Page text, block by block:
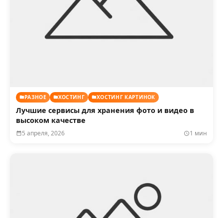
РАЗНОЕ ХОСТИНГ ХОСТИНГ КАРТИНОК
Лучшие сервисы для хранения фото и видео в
высоком качестве
5 апреля, 2026 1 мин